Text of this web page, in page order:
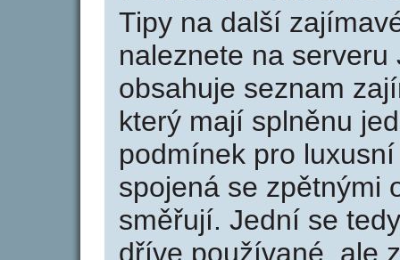
Tipy na další
naleznete na serveru
obsahuje seznam
který mají splněnu
podmínek pro
spojená se zpětnými
směřují. Jední se
dříve používané, ale